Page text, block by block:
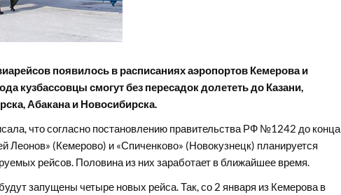
появилось в расписаниях аэропортов Кемерова и
кузбассовцы смогут без пересадок долететь до Казани,
Абакана и Новосибирска.
что согласно постановлению правительства РФ №1242 до конца
Леонов» (Кемерово) и «Спиченково» (Новокузнецк) планируется
рейсов. Половина из них заработает в ближайшее время.
запущены четыре новых рейса. Так, со 2 января из Кемерова в